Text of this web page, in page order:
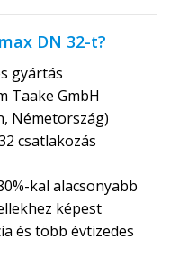
DN 32-t?
gyártás
Taake GmbH
Németország)
csatlakozás
kal alacsonyabb
képest
és több évtizedes